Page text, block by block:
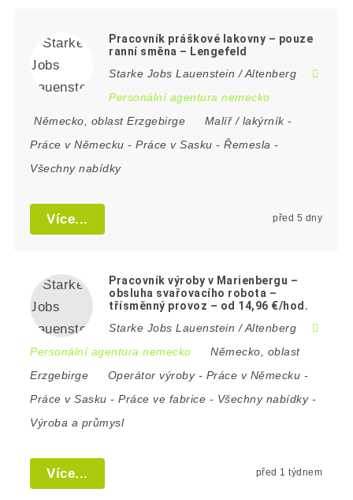
Pracovník práškové lakovny – pouze
ranní směna – Lengefeld
Starke Jobs Lauenstein / Altenberg
Personální agentura nemecko
Německo
oblast Erzgebirge Malíř / lakýrník-
Práce v Německu -Práce v Sasku -Řemesla -
Všechny nabídky
Více... před 5 dny
Pracovník výroby v Marienbergu –
obsluha svařovacího robota –
třísměnný provoz – od 14,96 €/hod.
Starke Jobs Lauenstein / Altenberg
Personální agentura nemecko
Německo
oblast
Erzgebirge
Operátor výroby- Práce v Německu -
Práce v Sasku -Práce ve fabrice - Všechny nabídky-
Výroba a průmysl
Více... před 1 týdnem